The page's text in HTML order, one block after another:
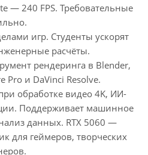
— 240 FPS. Требовательные
игр. Студенты ускорят
расчёты.
рендеринга в Blender,
Pro и DaVinci Resolve.
обработке видео 4K, ИИ-
Поддерживает машинное
данных. RTX 5060 —
для геймеров, творческих